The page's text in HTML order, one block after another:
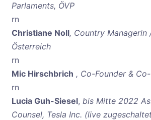
Parlaments, ÖVP
rn
Christiane Noll, Country Managerin
Österreich
rn
Mic Hirschbrich , Co-Founder &
rn
Lucia Guh-Siesel, bis Mitte 2022
Counsel, Tesla Inc. (live